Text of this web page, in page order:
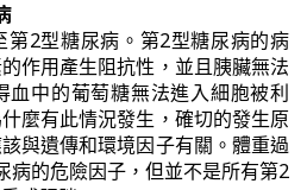
第2型糖尿病。第2型糖尿病的病
作用產生阻抗性，並且胰臟無法
血中的葡萄糖無法進入細胞被利
麼有此情況發生，確切的發生原
與遺傳和環境因子有關。體重過
病的危險因子，但並不是所有第2